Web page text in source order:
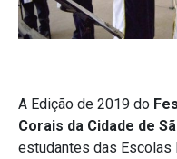
A Edição de 2019 do
Corais da Cidade de
estudantes das Escolas